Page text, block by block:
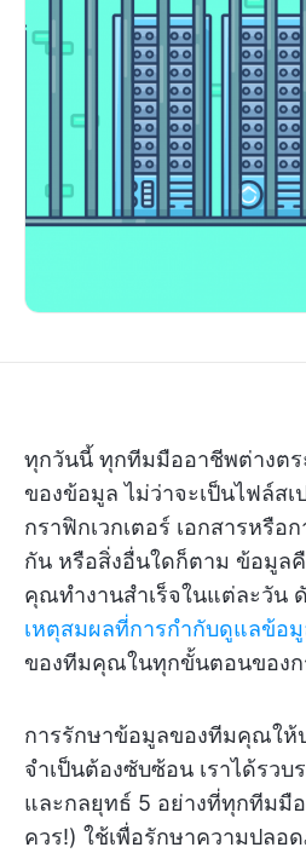
ทุกวันนี้ ทุกทีมมืออาชีพต่างต
ของข้อมูล ไม่ว่าจะเป็นไฟล์สเ
กราฟิกเวกเตอร์ เอกสารหรือ
กัน หรือสิ่งอื่นใดก็ตาม ข้อมูล
คุณทำงานสำเร็จในแต่ละวัน ดั
เหตุสมผลที่การกำกับดูแลข้อ
ของทีมคุณในทุกขั้นตอนของก
การรักษาข้อมูลของทีมคุณให้
จำเป็นต้องซับซ้อน เราได้รวบ
และกลยุทธ์ 5 อย่างที่ทุกทีมมื
ควร!) ใช้เพื่อรักษาความปลอ